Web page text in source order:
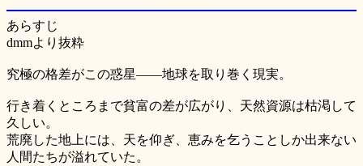
あらすじ
dmmより抜粋
究極の格差がこの惑星――地球を取り巻く現実。
行き着くところまで貧富の差が広がり、天然資源は枯渇して
久しい。
荒廃した地上には、天を仰ぎ、恵みを乞うことしか出来ない
人間たちが溢れていた。